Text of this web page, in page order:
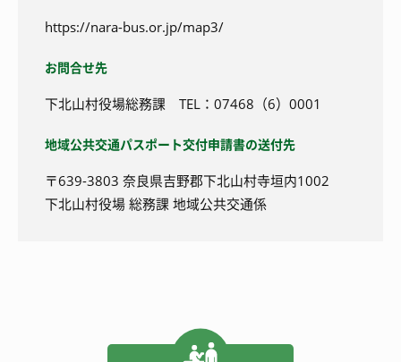
https://nara-bus.or.jp/map3/
お問合せ先
下北山村役場総務課 TEL：07468（6）0001
地域公共交通パスポート交付申請書の送付先
〒639-3803 奈良県吉野郡下北山村寺垣内1002
下北山村役場 総務課 地域公共交通係